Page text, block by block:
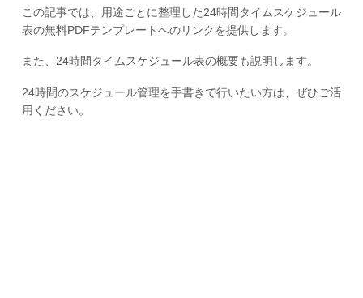
この記事では、用途ごとに整理した24時間タイムスケジュール
表の無料PDFテンプレートへのリンクを提供します。
また、24時間タイムスケジュール表の概要も説明します。
24時間のスケジュール管理を手書きで行いたい方は、ぜひご活
用ください。